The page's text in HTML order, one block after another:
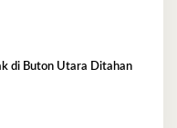
di Buton Utara Ditahan